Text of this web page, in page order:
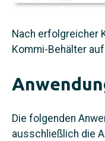
Nach erfolgreicher
Kommi-Behälter
Die folgenden
ausschließlich die